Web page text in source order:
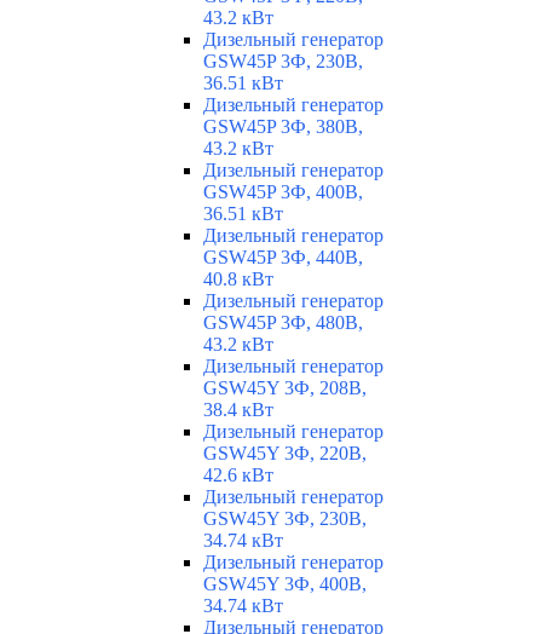
43.2 кВт
Дизельный генератор
GSW45P 3Ф, 230В,
36.51 кВт
Дизельный генератор
GSW45P 3Ф, 380В,
43.2 кВт
Дизельный генератор
GSW45P 3Ф, 400В,
36.51 кВт
Дизельный генератор
GSW45P 3Ф, 440В,
40.8 кВт
Дизельный генератор
GSW45P 3Ф, 480В,
43.2 кВт
Дизельный генератор
GSW45Y 3Ф, 208В,
38.4 кВт
Дизельный генератор
GSW45Y 3Ф, 220В,
42.6 кВт
Дизельный генератор
GSW45Y 3Ф, 230В,
34.74 кВт
Дизельный генератор
GSW45Y 3Ф, 400В,
34.74 кВт
Дизельный генератор